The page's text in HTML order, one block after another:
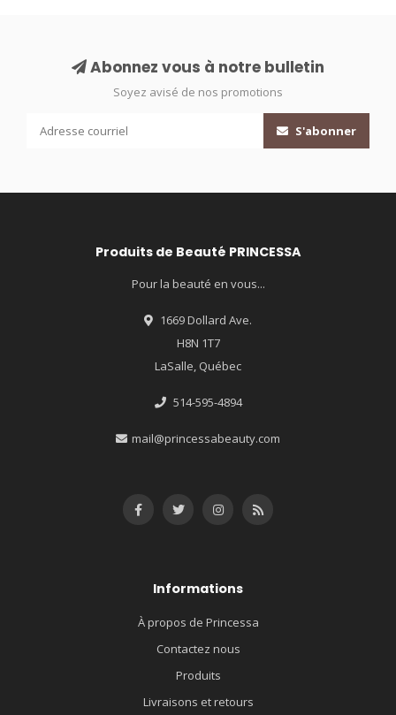
Abonnez vous à notre bulletin
Soyez avisé de nos promotions
S'abonner
Produits de Beauté PRINCESSA
Pour la beauté en vous...
1669 Dollard Ave.
H8N 1T7
LaSalle, Québec
514-595-4894
mail@princessabeauty.com
Informations
À propos de Princessa
Contactez nous
Produits
Livraisons et retours